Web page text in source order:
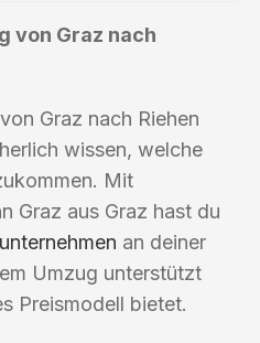
von Graz nach
Graz nach Riehen
wissen, welche
Mit
Graz aus Graz hast du
an deiner
Umzug unterstützt
Preismodell bietet.